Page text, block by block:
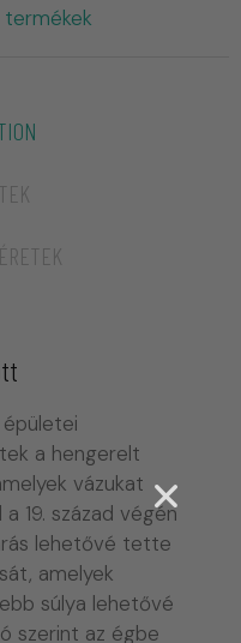
épületei
a hengerelt
vázukat
19. század végén
lehetővé tette
amelyek
súlya lehetővé
szerint az égbe